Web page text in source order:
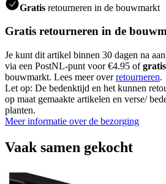
Gratis retourneren in de bouwmarkt
Gratis retourneren in de
Je kunt dit artikel binnen 30 dagen na
via een PostNL-punt voor €4.95 ofgratis
bouwmarkt. Lees meer overretourneren.
Let op: De bedenktijd en het kunnen
op maat gemaakte artikelen en verse/
planten.
Meer informatie over de bezorging
Vaak samen gekocht